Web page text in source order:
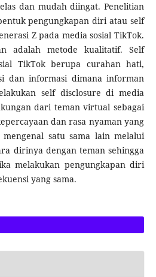
dan mudah diingat. Penelitian
pengungkapan diri atau self
Z pada media sosial TikTok.
adalah metode kualitatif. Self
TikTok berupa curahan hati,
dan informasi dimana informan
self disclosure di media
dari teman virtual sebagai
dan rasa nyaman yang
satu sama lain melalui
dirinya dengan teman sehingga
melakukan pengungkapan diri
yang sama.